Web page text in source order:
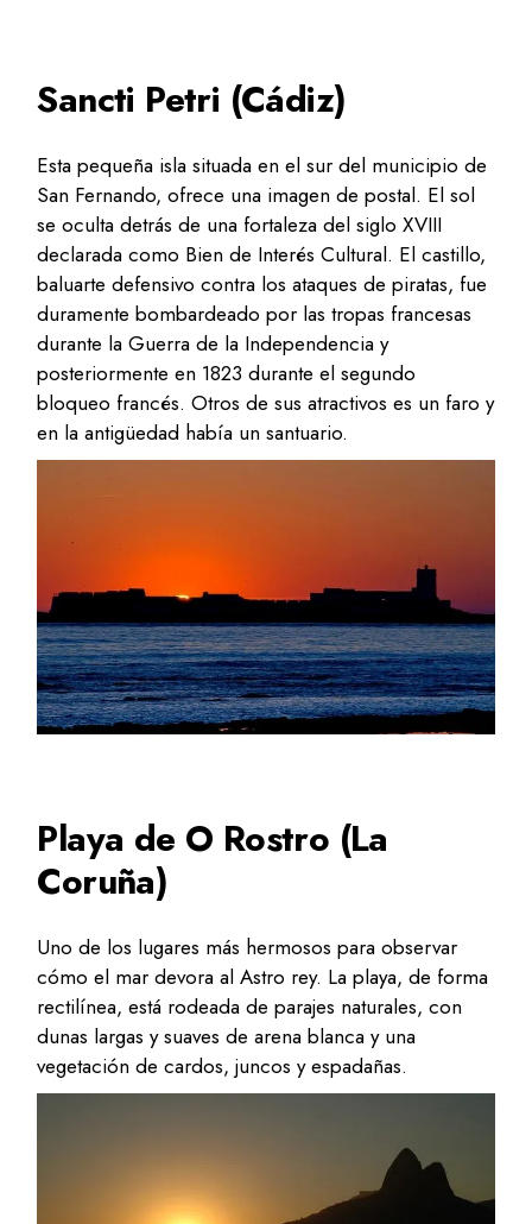
Sancti Petri (Cádiz)
Esta pequeña isla situada en el sur del municipio de
San Fernando, ofrece una imagen de postal. El sol
se oculta detrás de una fortaleza del siglo XVIII
declarada como Bien de Interés Cultural. El castillo,
baluarte defensivo contra los ataques de piratas, fue
duramente bombardeado por las tropas francesas
durante la Guerra de la Independencia y
posteriormente en 1823 durante el segundo
bloqueo francés. Otros de sus atractivos es un faro y
en la antigüedad había un santuario.
Playa de O Rostro (La
Coruña)
Uno de los lugares más hermosos para observar
cómo el mar devora al Astro rey. La playa, de forma
rectilínea, está rodeada de parajes naturales, con
dunas largas y suaves de arena blanca y una
vegetación de cardos, juncos y espadañas.